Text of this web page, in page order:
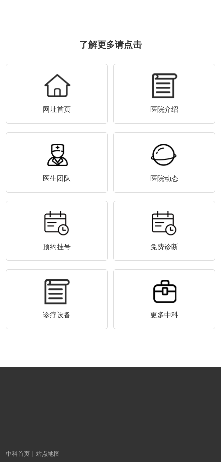
了解更多请点击
网址首页 医院介绍
医生团队 医院动态
预约挂号 免费诊断
诊疗设备 更多中科
中科首页 站点地图